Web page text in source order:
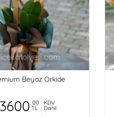
Beyaz Orkide
3600 ,00
TL
KDV
Dahil